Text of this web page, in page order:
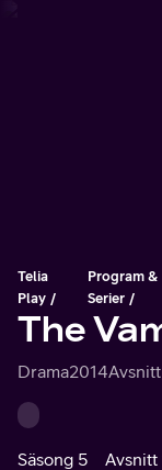
Telia
Play
Program &
Serier
The
Drama2014
Säsong 5 Avsnitt